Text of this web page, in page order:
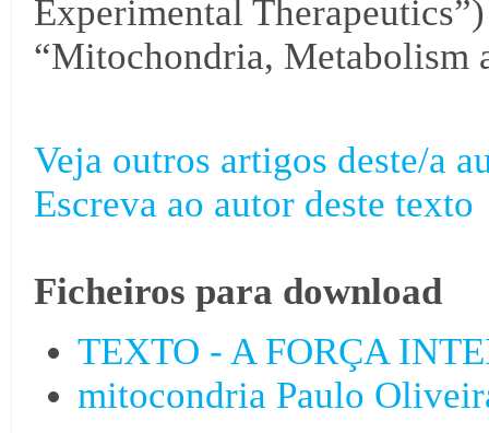
Experimental
“Mitochondria, Metabolism
Veja outros artigos deste/a
Escreva ao autor deste texto
Ficheiros para download
TEXTO - A FORÇA
mitocondria Paulo